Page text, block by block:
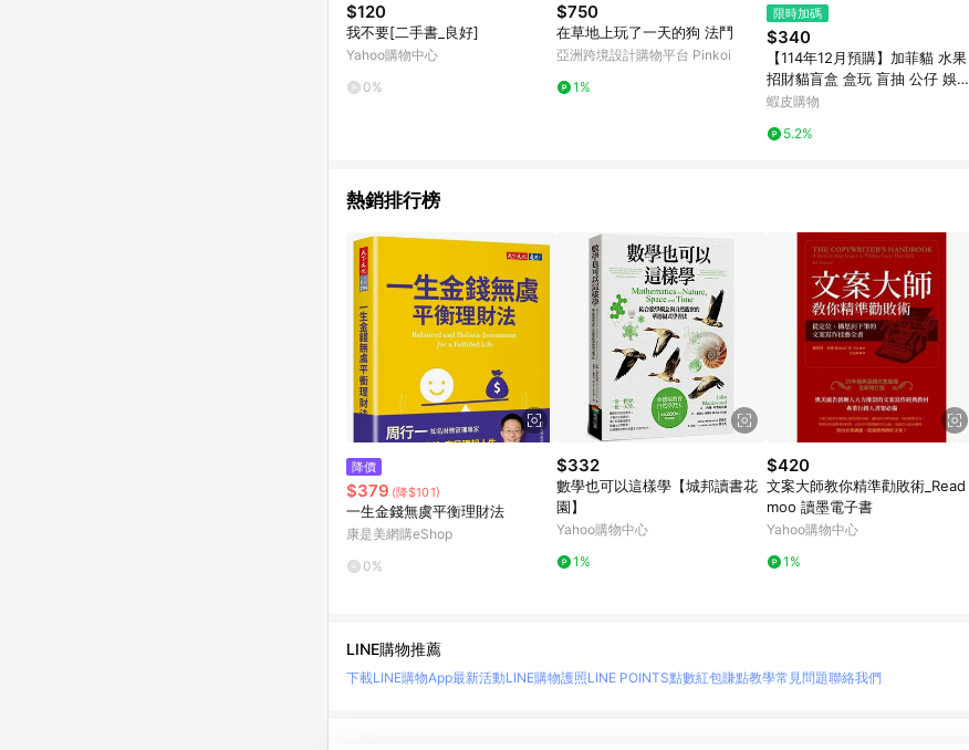
$120
我不要[二手書_良好]
Yahoo購物中心
0%
$750
在草地上玩了一天的狗 法鬥
亞洲跨境設計購物平台 Pinkoi
1%
限時加碼
$340
【114年12月預購】加菲貓 水果
招財貓盲盒 盒玩 盲抽 公仔 娛樂
一中盒12入｜愛蛋客
蝦皮購物
5.2%
熱銷排行榜
降價
$379 (降$101)
一生金錢無虞平衡理財法
康是美網購eShop
0%
$332
數學也可以這樣學【城邦讀書花
園】
Yahoo購物中心
1%
$420
文案大師教你精準勸敗術_Read
moo 讀墨電子書
Yahoo購物中心
1%
LINE購物推薦
下載LINE購物App最新活動LINE購物護照LINE POINTS點數紅包賺點教學常見問題聯絡我們